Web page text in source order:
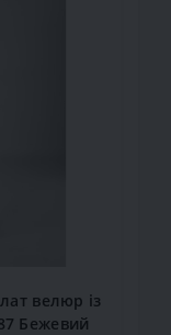
велюр із
Бежевий